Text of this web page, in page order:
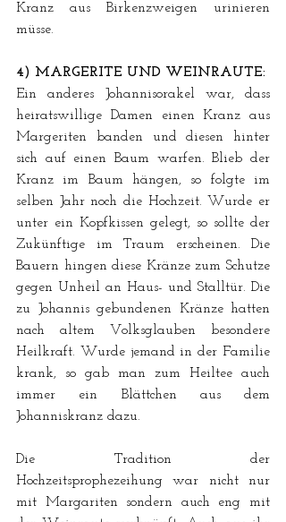
Kranz aus Birkenzweigen urinieren
müsse.
4) MARGERITE UND WEINRAUTE:
Ein anderes Johannisorakel war, dass
heiratswillige Damen einen Kranz aus
Margeriten banden und diesen hinter
sich auf einen Baum warfen. Blieb der
Kranz im Baum hängen, so folgte im
selben Jahr noch die Hochzeit. Wurde er
unter ein Kopfkissen gelegt, so sollte der
Zukünftige im Traum erscheinen. Die
Bauern hingen diese Kränze zum Schutze
gegen Unheil an Haus- und Stalltür. Die
zu Johannis gebundenen Kränze hatten
nach altem Volksglauben besondere
Heilkraft. Wurde jemand in der Familie
krank, so gab man zum Heiltee auch
immer ein Blättchen aus dem
Johanniskranz dazu.
Die Tradition der
Hochzeitsprophezeihung war nicht nur
mit Margariten sondern auch eng mit